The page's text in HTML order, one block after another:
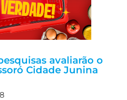
avaliarão o
Cidade Junina